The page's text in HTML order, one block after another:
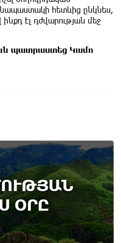
հետևից ընկնես,
ինքդ էլ դժվարության մեջ
պատրաստեց Կամո
ՕՐԸ